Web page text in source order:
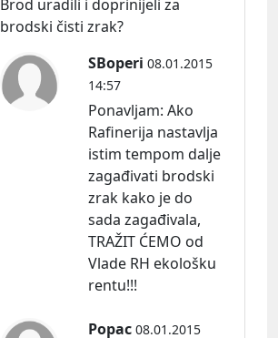
Brod uradili i doprinijeli za
brodski čisti zrak?
SBoperi 08.01.2015
14:57
Ponavljam: Ako
Rafinerija nastavlja
istim tempom dalje
zagađivati brodski
zrak kako je do
sada zagađivala,
TRAŽIT ĆEMO od
Vlade RH ekološku
rentu!!!
Popac 08.01.2015